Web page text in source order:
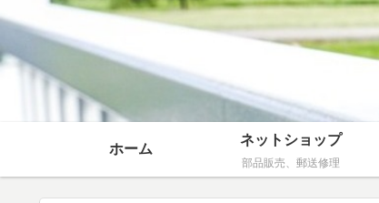
ホーム
ネットショップ
部品販売、郵送修理